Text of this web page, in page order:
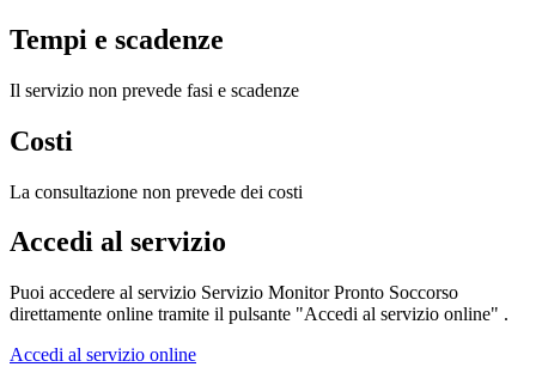
Tempi e scadenze
Il servizio non prevede fasi e scadenze
Costi
La consultazione non prevede dei costi
Accedi al servizio
Puoi accedere al servizio Servizio Monitor Pronto Soccorso
direttamente online tramite il pulsante "Accedi al servizio online" .
Accedi al servizio online